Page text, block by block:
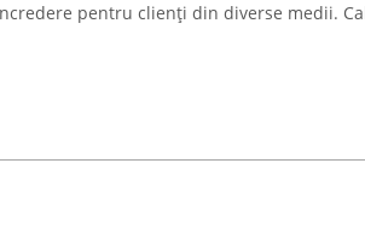
pentru clienți din diverse medii.